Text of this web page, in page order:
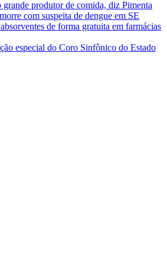
produtor de comida, diz Pimenta
com suspeita de dengue em SE
de forma gratuita em farmácias
especial do Coro Sinfônico do Estado